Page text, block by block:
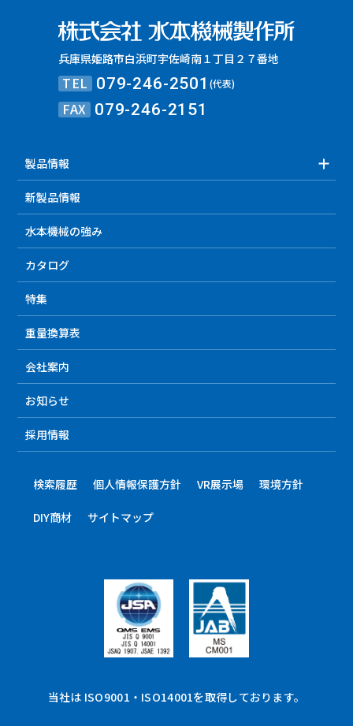
兵庫県姫路市白浜町宇佐崎南１丁目２７番地
TEL 079-246-2501(代表)
FAX 079-246-2151
製品情報
新製品情報
水本機械の強み
カタログ
特集
重量換算表
会社案内
お知らせ
採用情報
検索履歴 個人情報保護方針 VR展示場 環境方針
DIY商材 サイトマップ
当社は ISO9001・ISO14001を取得しております。